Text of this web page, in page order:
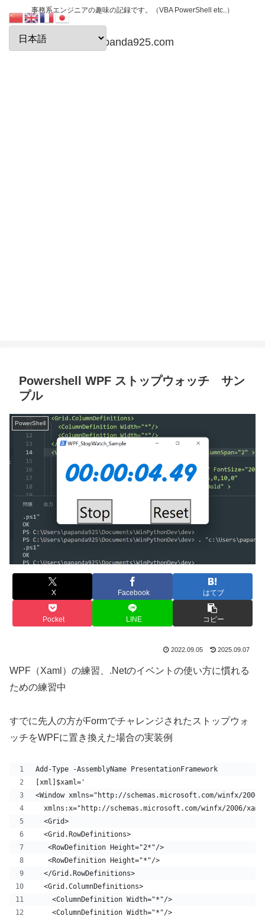
事務系エンジニアの趣味の記録です。（VBA PowerShell etc..）
papanda925.com
Powershell WPF ストップウォッチ サン
プル
PowerShell
X Facebook はてブ
Pocket LINE コピー
2022.09.05 2025.09.07
WPF（Xaml）の練習、.Netのイベントの使い方に慣れる
ための練習中
すでに先人の方がFormでチャレンジされたストップウォ
ッチをWPFに置き換えた場合の実装例
Add-Type -AssemblyName PresentationFramework
[xml]$xaml='
<Window xmlns="http://schemas.microsoft.com/winfx/
xmlns:x="http://schemas.microsoft.com/winfx/2006/
  <Grid>
  <Grid.RowDefinitions>
   <RowDefinition Height="2*"/>
   <RowDefinition Height="*"/>
  </Grid.RowDefinitions>
  <Grid.ColumnDefinitions>
    <ColumnDefinition Width="*"/>
    <ColumnDefinition Width="*"/>